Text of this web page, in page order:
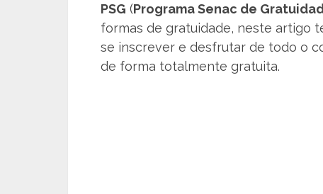
PSG (Programa Senac de
formas de gratuidade, neste artigo
se inscrever e desfrutar de todo o
de forma totalmente gratuita.